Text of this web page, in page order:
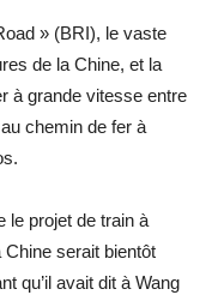
» (BRI), le vaste
de la Chine, et la
à grande vitesse entre
chemin de fer à
le projet de train à
serait bientôt
qu’il avait dit à Wang